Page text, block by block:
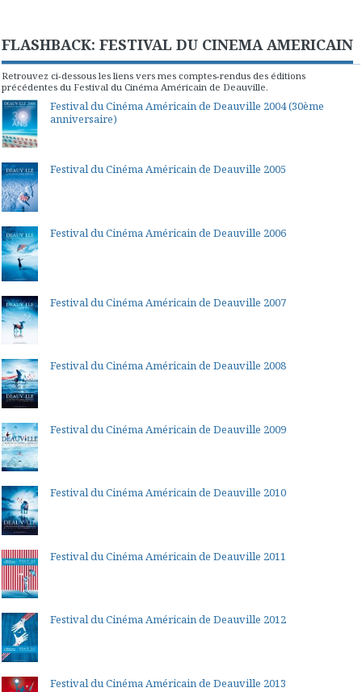
FLASHBACK: FESTIVAL DU CINEMA AMERICAIN
Retrouvez ci-dessous les liens vers mes comptes-rendus des éditions
précédentes du Festival du Cinéma Américain de Deauville.
Festival du Cinéma Américain de Deauville 2004 (30ème
anniversaire)
Festival du Cinéma Américain de Deauville 2005
Festival du Cinéma Américain de Deauville 2006
Festival du Cinéma Américain de Deauville 2007
Festival du Cinéma Américain de Deauville 2008
Festival du Cinéma Américain de Deauville 2009
Festival du Cinéma Américain de Deauville 2010
Festival du Cinéma Américain de Deauville 2011
Festival du Cinéma Américain de Deauville 2012
Festival du Cinéma Américain de Deauville 2013